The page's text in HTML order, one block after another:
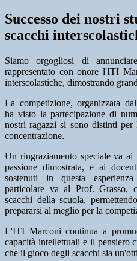
Successo dei nostri
scacchi
Siamo orgogliosi di
rappresentato con onore l'ITI
interscolastiche, dimostrando
La competizione, organizzata
ha visto la partecipazione di
nostri ragazzi si sono distinti
concentrazione.
Un ringraziamento speciale va
passione dimostrata, e ai
sostenuti in questa
particolare va al Prof. Grasso,
scacchi della scuola,
prepararsi al meglio per la
L'ITI Marconi continua a
capacità intellettuali e il pensiero
che il gioco degli scacchi sia